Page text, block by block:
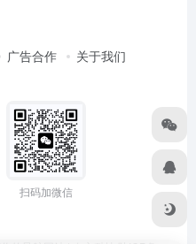
广告合作 关于我们
扫码加微信